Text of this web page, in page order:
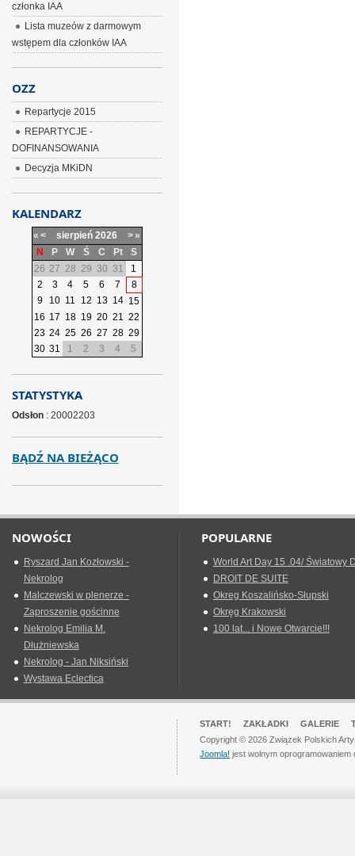
członka IAA
Lista muzeów z darmowym
wstępem dla członków IAA
OZZ
Repartycje 2015
REPARTYCJE -
DOFINANSOWANIA
Decyzja MKiDN
KALENDARZ
« < sierpień 2026 >»
N
P W Ś C Pt
S
26 27 28 29 30 31
1
2
3 4 5 6 7
8
9
10 11 12 13 14 15
16 17 18 19 20 21 22
23 24 25 26 27 28 29
30 31 1 2 3 4 5
STATYSTYKA
Odsłon: 20002203
BĄDŹ NA BIEŻĄCO
NOWOŚCI
Ryszard Jan Kozłowski -
Nekrolog
Malczewski w plenerze -
Zaproszenie gościnne
Nekrolog Emilia M.
Dłużniewska
Nekrolog - Jan Niksiński
Wystawa Eclectica
POPULARNE
World Art Day 15 .04/ Światowy
DROIT DE SUITE
Okreg Koszalińsko-Słupski
Okręg Krakowski
100 lat... i Nowe Otwarcie!!!
START! ZAKŁADKI GALERIE
Copyright © 2026 Związek Polskich
Joomla! jest wolnym